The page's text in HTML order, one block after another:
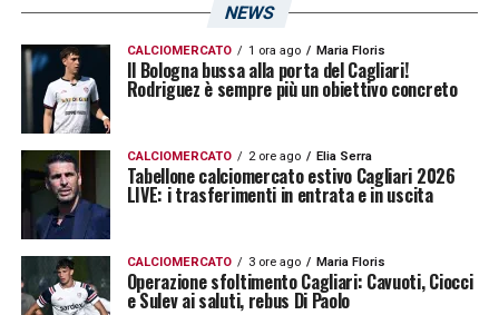
NEWS
CALCIOMERCATO 1 ora ago Maria Floris
Il Bologna bussa alla porta del Cagliari!
Rodriguez è sempre più un obiettivo concreto
CALCIOMERCATO 2 ore ago Elia Serra
Tabellone calciomercato estivo Cagliari 2026
LIVE: i trasferimenti in entrata e in uscita
CALCIOMERCATO 3 ore ago Maria Floris
Operazione sfoltimento Cagliari: Cavuoti, Ciocci
e Sulev ai saluti, rebus Di Paolo